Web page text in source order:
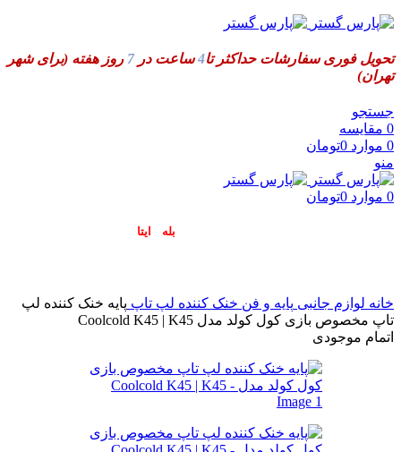
تحویل فوری سفارشات حداکثر تا4ساعت در7 روز هفته (برای شهر
تهران)
جستجو
0 مقایسه
0 موارد 0تومان
منو
0 موارد 0تومان
بله ایتا
خانه لوازم جانبی پایه و فن خنک کننده لپ تاپ پایه خنک کننده لپ
تاپ مخصوص بازی کول کولد مدل Coolcold K45 | K45
اتمام موجودی